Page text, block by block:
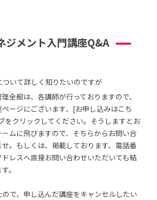
ジメント入門講座Q&A
ついて詳しく知りたいのですが
全般は、各講師が行っておりますので、
ージにございます、[お申し込みはこち
をクリックしてください。そうしますとお
ムに飛びますので、そちらからお問い合
。もしくは、掲載しております、電話番
レスへ直接お問い合わせいただいても結
。
で、申し込んだ講座をキャンセルしたい